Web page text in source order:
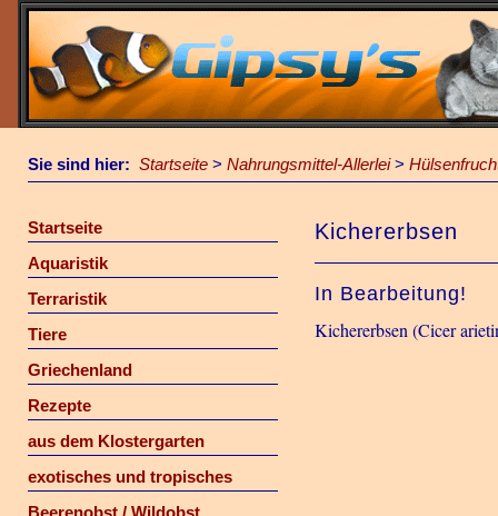
Sie sind hier: Startseite > Nahrungsmittel-Allerlei>
Startseite
Aquaristik
Terraristik
Tiere
Griechenland
Rezepte
aus dem Klostergarten
exotisches und tropisches
Beerenobst / Wildobst
Kichererbsen
In Bearbeitung!
Kichererbsen (Cicer